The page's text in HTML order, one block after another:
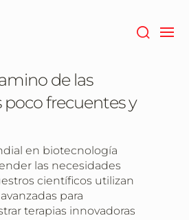
de las
frecuentes y
en biotecnología
las necesidades
científicos utilizan
para
terapias innovadoras